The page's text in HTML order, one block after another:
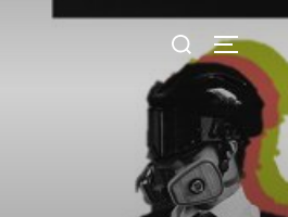
Search
for: